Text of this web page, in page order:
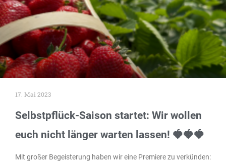
Selbstpflück-Saison startet: Wir wollen
euch nicht länger warten lassen! 🍓🍓🍓
Mit großer Begeisterung haben wir eine Premiere zu verkünden:
17. Mai 2023